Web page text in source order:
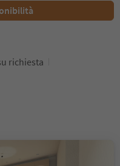
richiesta